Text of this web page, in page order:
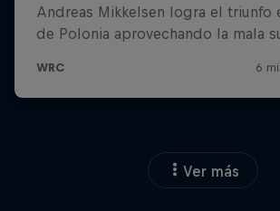
Ver más